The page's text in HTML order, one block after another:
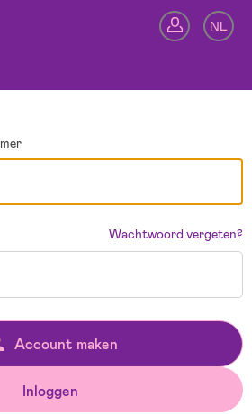
NL
Wachtwoord vergeten?
Account maken
Inloggen